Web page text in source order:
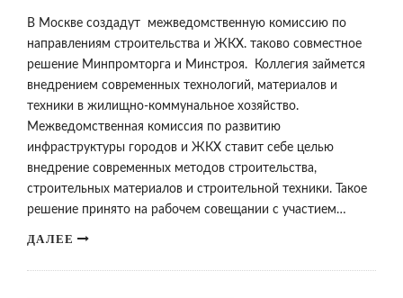
В Москве создадут межведомственную комиссию по
направлениям строительства и ЖКХ. таково совместное
решение Минпромторга и Минстроя. Коллегия займется
внедрением современных технологий, материалов и
техники в жилищно-коммунальное хозяйство.
Межведомственная комиссия по развитию
инфраструктуры городов и ЖКХ ставит себе целью
внедрение современных методов строительства,
строительных материалов и строительной техники. Такое
решение принято на рабочем совещании с участием…
ДАЛЕЕ